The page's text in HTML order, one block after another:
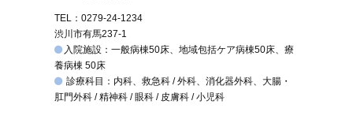
TEL：0279-24-1234
渋川市有馬237-1
入院施設：一般病棟50床、地域包括ケア病棟50床、療
養病棟 50床
診療科目：内科、救急科 / 外科、消化器外科、大腸・
肛門外科 / 精神科 / 眼科 / 皮膚科 / 小児科